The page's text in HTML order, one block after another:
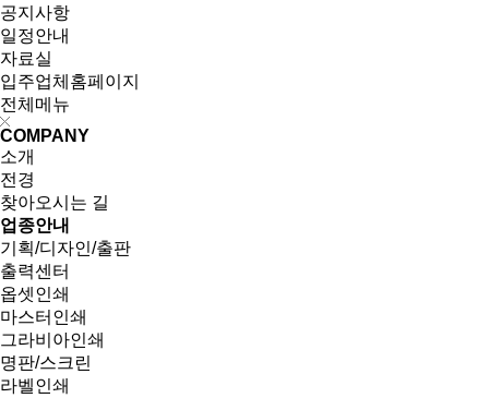
공지사항
일정안내
자료실
입주업체홈페이지
전체메뉴
COMPANY
소개
전경
찾아오시는 길
업종안내
기획/디자인/출판
출력센터
옵셋인쇄
마스터인쇄
그라비아인쇄
명판/스크린
라벨인쇄